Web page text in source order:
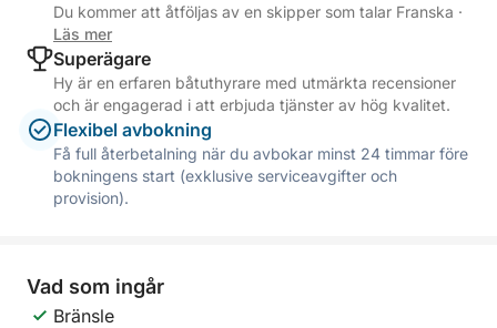
Du kommer att åtföljas av en skipper som talar Franska ·
Läs mer
Superägare
Hy är en erfaren båtuthyrare med utmärkta recensioner
och är engagerad i att erbjuda tjänster av hög kvalitet.
Flexibel avbokning
Få full återbetalning när du avbokar minst 24 timmar före
bokningens start (exklusive serviceavgifter och
provision).
Vad som ingår
Bränsle